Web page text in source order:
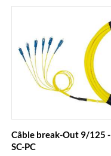
Câble break-Out 9/125 -
SC-PC